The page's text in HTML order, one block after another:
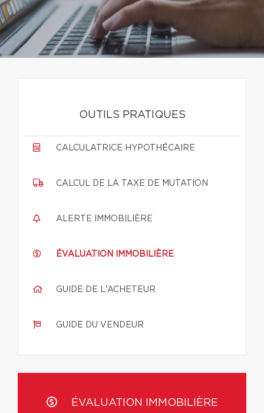
OUTILS PRATIQUES
CALCULATRICE HYPOTHÉCAIRE
CALCUL DE LA TAXE DE MUTATION
ALERTE IMMOBILIÈRE
ÉVALUATION IMMOBILIÈRE
GUIDE DE L'ACHETEUR
GUIDE DU VENDEUR
ÉVALUATION IMMOBILIÈRE